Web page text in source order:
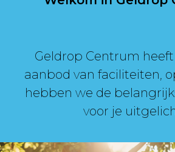
Geldrop Centrum
aanbod van faciliteiten,
hebben we de
voor je